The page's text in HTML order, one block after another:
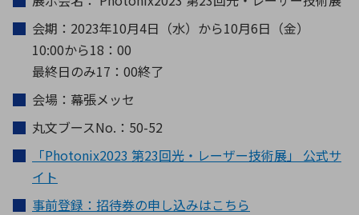
会期：2023年10月4日（水）から10月6日（金）
10:00から18：00
最終日のみ17：00終了
会場：幕張メッセ
丸文ブースNo.：50-52
「Photonix2023 第23回光・レーザー技術展」 公式サ
イト
事前登録：招待券の申し込みはこちら